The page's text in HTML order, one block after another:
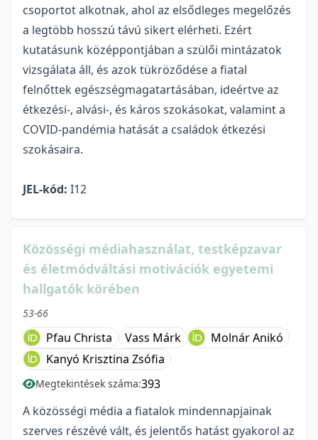
csoportot alkotnak, ahol az elsődleges megelőzés
a legtöbb hosszú távú sikert elérheti. Ezért
kutatásunk középpontjában a szülői mintázatok
vizsgálata áll, és azok tükröződése a fiatal
felnőttek egészségmagatartásában, ideértve az
étkezési-, alvási-, és káros szokásokat, valamint a
COVID-pandémia hatását a családok étkezési
szokásaira.
JEL-kód: I12
Közösségi médiahasználat, testképzavar
és életmódváltási motivációk egyetemi
hallgatók körében
53-66
Pfau Christa Vass Márk
Molnár Anikó
Kanyó Krisztina Zsófia
Megtekintések száma:393
A közösségi média a fiatalok mindennapjainak
szerves részévé vált, és jelentős hatást gyakorol az